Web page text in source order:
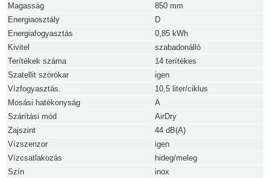
Magasság
850 mm
Energiaosztály
D
Energiafogyasztás
0,85 kWh
Kivitel
szabadonálló
Terítékek száma
14 terítékes
Szatellit szórókar
igen
Vízfogyasztás.
10,5 liter/ciklus
Mosási hatékonyság
A
Szárítási mód
AirDry
Zajszint
44 dB(A)
Vízszenzor
igen
Vízcsatlakozás
hideg/meleg
Szín
inox